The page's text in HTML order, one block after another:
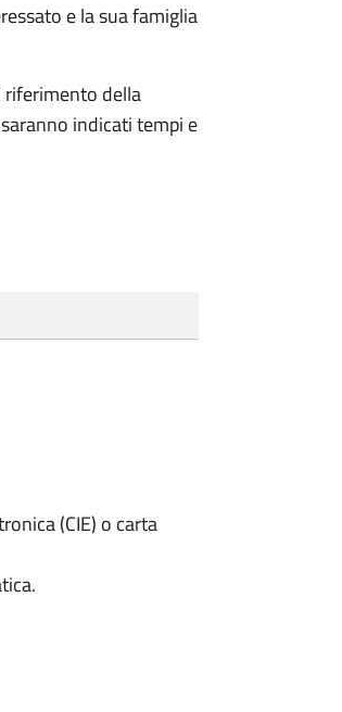
e la sua famiglia
riferimento della
indicati tempi e
(CIE) o carta